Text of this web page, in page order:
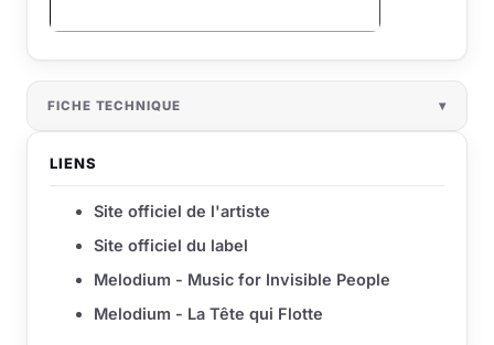
FICHE TECHNIQUE
LIENS
Site officiel de l'artiste
Site officiel du label
Melodium - Music for Invisible People
Melodium - La Tête qui Flotte